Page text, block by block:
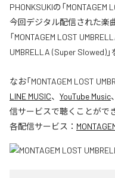
PHONKSUKIの「MONTAGEM
今回デジタル配信された楽曲
「MONTAGEM LOST
UMBRELLA (Super Slowed)
なお「MONTAGEM LOST
LINE MUSIC、 YouTube Music、
信サービスで聴くことがで
各配信サービス：